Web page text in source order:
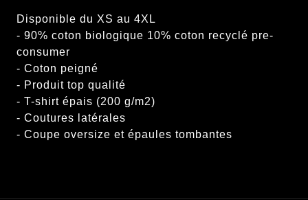
Disponible du XS au 4XL
- 90% coton biologique 10% coton recyclé pre-
consumer
- Coton peigné
- Produit top qualité
- T-shirt épais (200 g/m2)
- Coutures latérales